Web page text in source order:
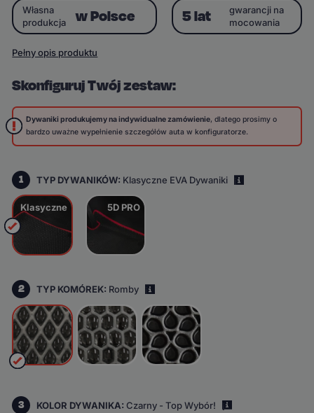
Skonfiguruj Twój zestaw:
Dywaniki produkujemy na indywidualne zamówienie, dlatego prosimy o
bardzo uważne wypełnienie szczegółów auta w konfiguratorze.
1 TYP DYWANIKÓW: Klasyczne EVA Dywaniki
Klasyczne 5D PRO
2 TYP KOMÓREK: Romby
3 KOLOR DYWANIKA:Czarny - Top Wybór! i
Własna
produkcja
w Polsce 5 lat
gwarancji na
mocowania
Pełny opis produktu